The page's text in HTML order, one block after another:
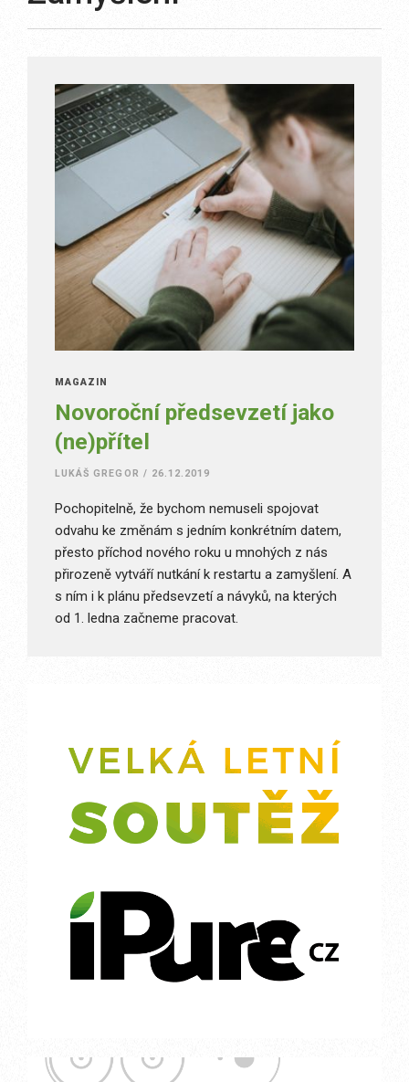
MAGAZÍN
Novoroční předsevzetí jako
(ne)přítel
LUKÁŠ GREGOR / 26.12.2019
Pochopitelně, že bychom nemuseli spojovat
odvahu ke změnám s jedním konkrétním datem,
přesto příchod nového roku u mnohých z nás
přirozeně vytváří nutkání k restartu a zamyšlení. A
s ním i k plánu předsevzetí a návyků, na kterých
od 1. ledna začneme pracovat.